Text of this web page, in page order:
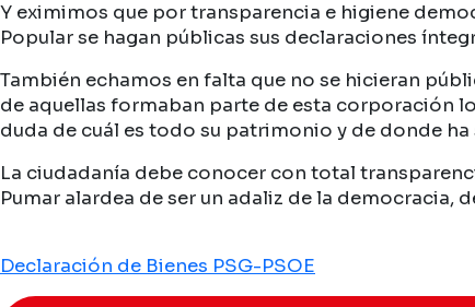
Y eximimos que por transparencia e higiene
Popular se hagan públicas sus declaraciones
También echamos en falta que no se hicieran
de aquellas formaban parte de esta corporación
duda de cuál es todo su patrimonio y de donde
La ciudadanía debe conocer con total
Pumar alardea de ser un adaliz de la
Declaración de Bienes PSG-PSOE